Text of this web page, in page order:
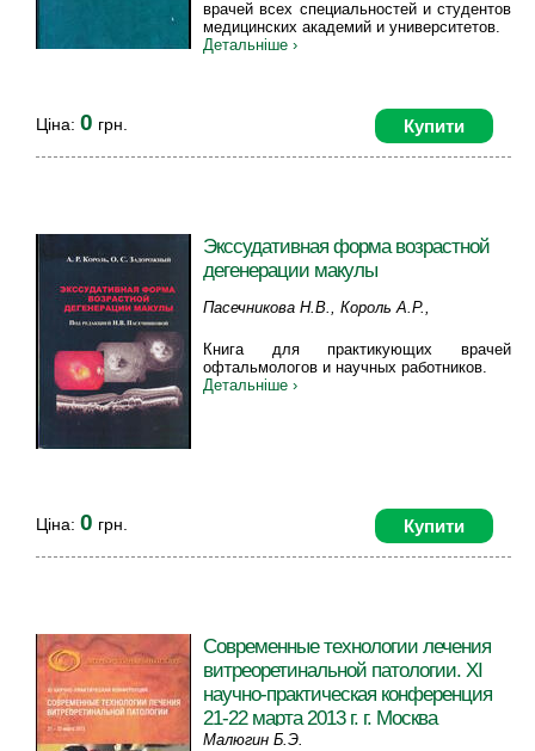
врачей всех специальностей и студентов
медицинских академий и университетов.
Детальніше ›
Купити
Ціна: 0 грн.
Экссудативная форма возрастной
дегенерации макулы
Пасечникова Н.В., Король А.Р.,
Книга для практикующих врачей
офтальмологов и научных работников.
Детальніше ›
Купити
Ціна: 0 грн.
Современные технологии лечения
витреоретинальной патологии. ХI
научно-практическая конференция
21-22 марта 2013 г. г. Москва
Малюгин Б.Э.